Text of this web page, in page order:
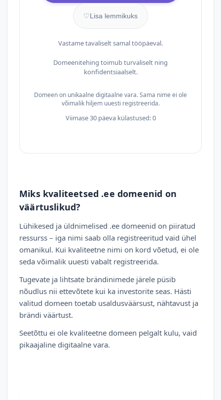
♡Lisa lemmikuks
Vastame tavaliselt samal tööpäeval.
Domeenitehing toimub turvaliselt ning
konfidentsiaalselt.
Domeen on unikaalne digitaalne vara. Sama nime ei ole
võimalik hiljem uuesti registreerida.
Viimase 30 päeva külastused: 0
Miks kvaliteetsed .ee domeenid on
väärtuslikud?
Lühikesed ja üldnimelised .ee domeenid on piiratud
ressurss – iga nimi saab olla registreeritud vaid ühel
omanikul. Kui kvaliteetne nimi on kord võetud, ei ole
seda võimalik uuesti vabalt registreerida.
Tugevate ja lihtsate brändinimede järele püsib
nõudlus nii ettevõtete kui ka investorite seas. Hästi
valitud domeen toetab usaldusväärsust, nähtavust ja
brändi väärtust.
Seetõttu ei ole kvaliteetne domeen pelgalt kulu, vaid
pikaajaline digitaalne vara.